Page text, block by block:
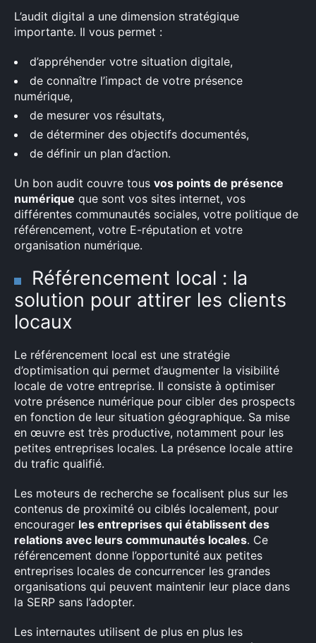
L’audit digital a une dimension stratégique
importante. Il vous permet :
d’appréhender votre situation digitale,
de connaître l’impact de votre présence
numérique,
de mesurer vos résultats,
de déterminer des objectifs documentés,
de définir un plan d’action.
Un bon audit couvre tous vos points de présence
numérique que sont vos sites internet, vos
différentes communautés sociales, votre politique de
référencement, votre E-réputation et votre
organisation numérique.
Référencement local : la
solution pour attirer les clients
locaux
Le référencement local est une stratégie
d’optimisation qui permet d’augmenter la visibilité
locale de votre entreprise. Il consiste à optimiser
votre présence numérique pour cibler des prospects
en fonction de leur situation géographique. Sa mise
en œuvre est très productive, notamment pour les
petites entreprises locales. La présence locale attire
du trafic qualifié.
Les moteurs de recherche se focalisent plus sur les
contenus de proximité ou ciblés localement, pour
encourager les entreprises qui établissent des
relations avec leurs communautés locales. Ce
référencement donne l’opportunité aux petites
entreprises locales de concurrencer les grandes
organisations qui peuvent maintenir leur place dans
la SERP sans l’adopter.
Les internautes utilisent de plus en plus les